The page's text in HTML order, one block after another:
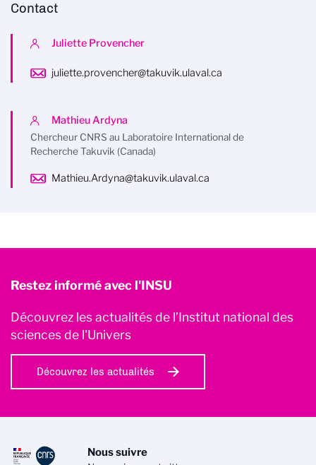
Contact
Juliette Provencher
juliette.provencher@takuvik.ulaval.ca
Mathieu Ardyna
Chercheur CNRS au Laboratoire International de
Recherche Takuvik (Canada)
Mathieu.Ardyna@takuvik.ulaval.ca
Restez informé avec l'INSU
Découvrez les actualités de l’Institut national des
sciences de l'Univers
Découvrez les actualités
Nous suivre